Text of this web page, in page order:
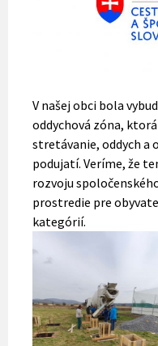
V našej obci bola
oddychová zóna,
stretávanie, oddych a
podujatí. Veríme, že
rozvoju
prostredie pre
kategórií.